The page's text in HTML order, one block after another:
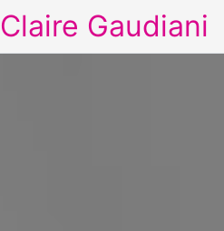
Claire Gaudiani